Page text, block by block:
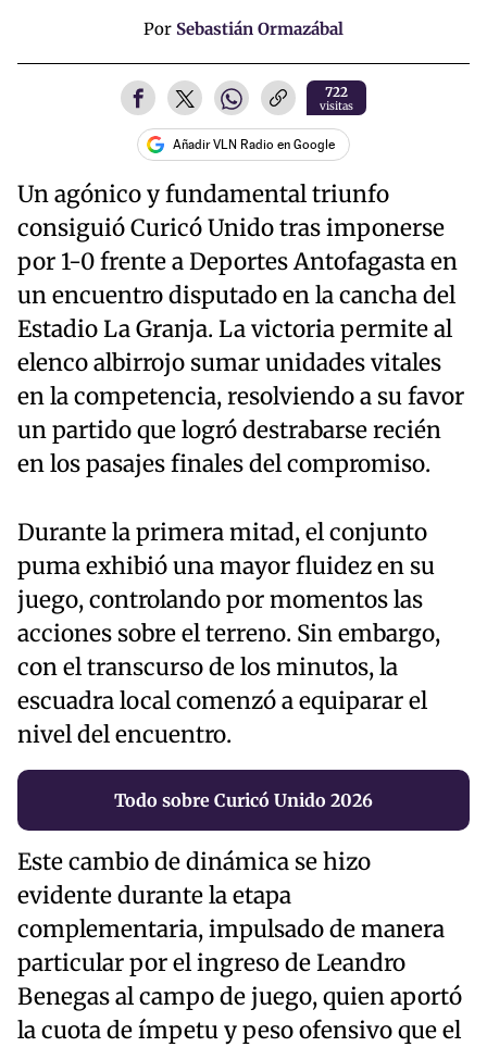
Por Sebastián Ormazábal
722
visitas
Añadir VLN Radio en Google
Un agónico y fundamental triunfo
consiguió Curicó Unido tras imponerse
por 1-0 frente a Deportes Antofagasta en
un encuentro disputado en la cancha del
Estadio La Granja. La victoria permite al
elenco albirrojo sumar unidades vitales
en la competencia, resolviendo a su favor
un partido que logró destrabarse recién
en los pasajes finales del compromiso.
Durante la primera mitad, el conjunto
puma exhibió una mayor fluidez en su
juego, controlando por momentos las
acciones sobre el terreno. Sin embargo,
con el transcurso de los minutos, la
escuadra local comenzó a equiparar el
nivel del encuentro.
Todo sobre Curicó Unido 2026
Este cambio de dinámica se hizo
evidente durante la etapa
complementaria, impulsado de manera
particular por el ingreso de Leandro
Benegas al campo de juego, quien aportó
la cuota de ímpetu y peso ofensivo que el